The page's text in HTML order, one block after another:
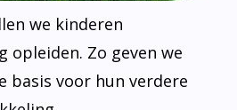
we kinderen
Zo geven we
basis voor hun verdere